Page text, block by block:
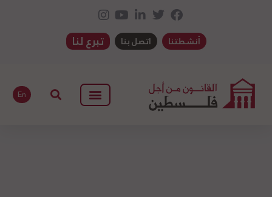
أنشطتنا اتصل بنا تبرع لنا
En